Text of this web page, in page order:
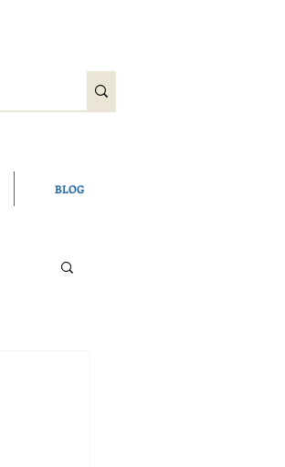
BLOG